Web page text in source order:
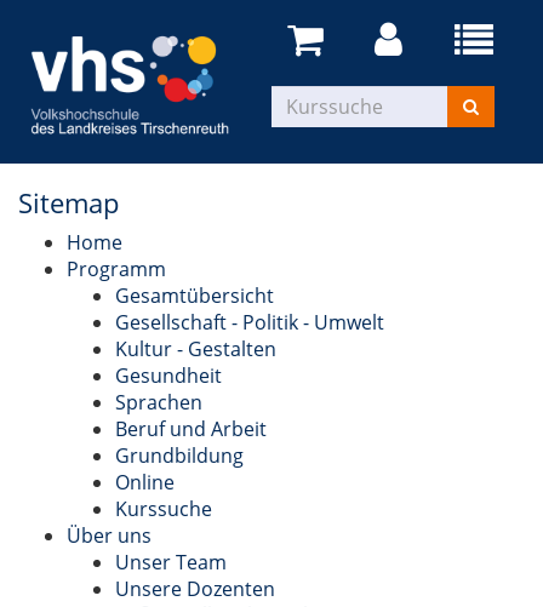
Sitemap
Home
Programm
Gesamtübersicht
Gesellschaft - Politik - Umwelt
Kultur - Gestalten
Gesundheit
Sprachen
Beruf und Arbeit
Grundbildung
Online
Kurssuche
Über uns
Unser Team
Unsere Dozenten